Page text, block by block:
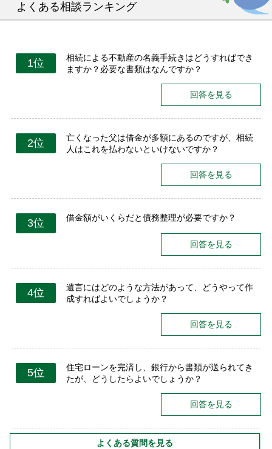
よくある相談ランキング
1位
相続による不動産の名義手続きはどうすればでき
ますか？必要な書類はなんですか？
回答を見る
2位
亡くなった父は借金が多額にあるのですが、相続
人はこれを払わないといけないですか？
回答を見る
3位 借金額がいくらだと債務整理が必要ですか？
回答を見る
4位
遺言にはどのような方法があって、どうやって作
成すればよいでしょうか？
回答を見る
5位
住宅ローンを完済し、銀行から書類が送られてき
たが、どうしたらよいでしょうか？
回答を見る
よくある質問を見る